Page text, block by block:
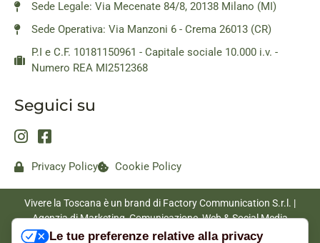
Sede Legale: Via Mecenate 84/8, 20138 Milano (MI)
Sede Operativa: Via Manzoni 6 - Crema 26013 (CR)
P.I e C.F. 10181150961 - Capitale sociale 10.000 i.v. -
Numero REA MI2512368
Seguici su
Privacy Policy Cookie Policy
Vivere la Toscana è un brand di Factory Communication S.r.l. |
Agenzia di Marketing, Comunicazione, Web & Social Media
|www.factorycommunication.it
Le tue preferenze relative alla privacy